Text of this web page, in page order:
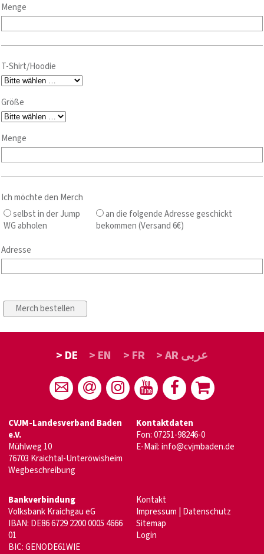
Menge
T-Shirt/Hoodie
Größe
Menge
Ich möchte den Merch
selbst in der Jump
WG abholen
an die folgende Adresse geschickt
bekommen (Versand 6€)
Adresse
> DE > EN > FR > AR عربى
CVJM-Landesverband Baden
e.V.
Mühlweg 10
76703 Kraichtal-Unteröwisheim
Wegbeschreibung
Kontaktdaten
Fon: 07251-98246-0
E-Mail:info@cvjmbaden.de
Bankverbindung
Volksbank Kraichgau eG
IBAN: DE86 6729 2200 0005 4666
01
BIC: GENODE61WIE
Kontakt
Impressum Datenschutz
Sitemap
Login